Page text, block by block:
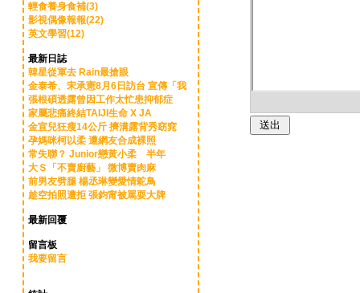
輕食養身食補(3)
影視偶像報報(22)
英文學習(12)
最新日誌
韓星從軍去 Rain最搶眼
金泰希、宋承憲8月6日訪台 宣傳「我
張根碩透露曾因工作太忙患抑郁症
家屬悲痛終結TAIJI生命 X JA
金宣兒狂瘦14公斤 擠溝露背秀窈窕
孕媽咪柯以柔 遭網友合成裸照
常失聯？ Junior戀黃小柔 半年
大Ｓ「不賣廚藝」 微博賣肉麻
前男友劈腿 楊丞琳變愛情鴕鳥
趁空拍照遭拒 張鈞甯被罵耍大牌
最新回覆
留言板
我要留言